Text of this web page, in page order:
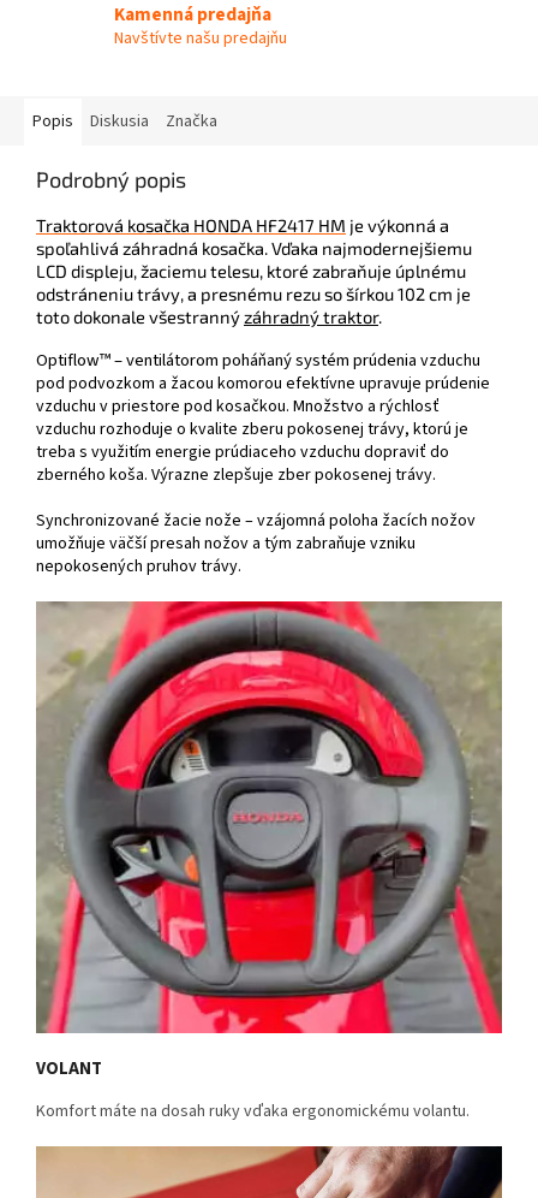
Kamenná predajňa
Navštívte našu predajňu
Popis Diskusia Značka
Podrobný popis
Traktorová kosačka HONDA HF2417 HM je výkonná a
spoľahlivá záhradná kosačka. Vďaka najmodernejšiemu
LCD displeju, žaciemu telesu, ktoré zabraňuje úplnému
odstráneniu trávy, a presnému rezu so šírkou 102 cm je
toto dokonale všestrannýzáhradný traktor.
Optiflow™ – ventilátorom poháňaný systém prúdenia vzduchu
pod podvozkom a žacou komorou efektívne upravuje prúdenie
vzduchu v priestore pod kosačkou. Množstvo a rýchlosť
vzduchu rozhoduje o kvalite zberu pokosenej trávy, ktorú je
treba s využitím energie prúdiaceho vzduchu dopraviť do
zberného koša. Výrazne zlepšuje zber pokosenej trávy.
Synchronizované žacie nože – vzájomná poloha žacích nožov
umožňuje väčší presah nožov a tým zabraňuje vzniku
nepokosených pruhov trávy.
VOLANT
Komfort máte na dosah ruky vďaka ergonomickému volantu.